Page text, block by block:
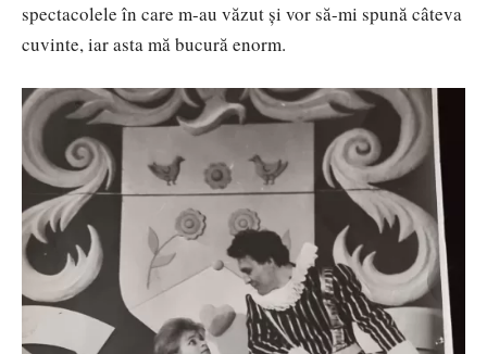
spectacolele în care m-au văzut și vor să-mi spună câteva
cuvinte, iar asta mă bucură enorm.